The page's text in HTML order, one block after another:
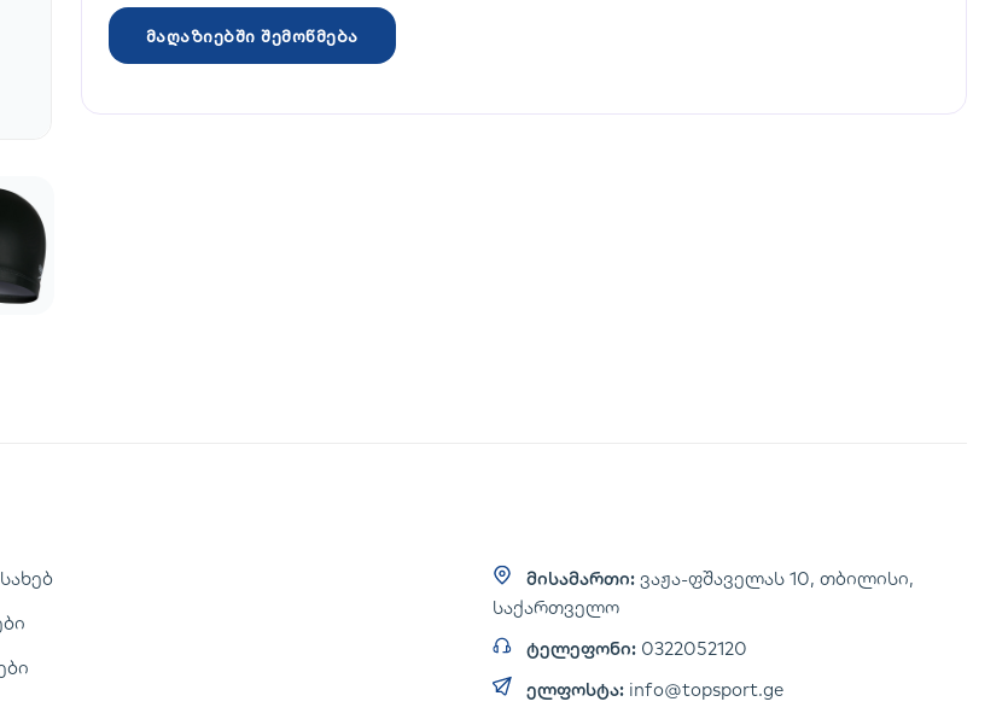
მაღაზიებში შემოწმება
მისამართი: ვაჟა-ფშაველას 10, თბილისი,
საქართველო
ტელეფონი: 0322052120
ელფოსტა: info@topsport.ge